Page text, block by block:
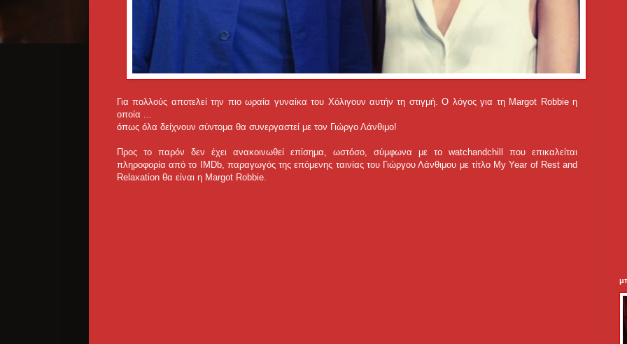
Για πολλούς αποτελεί την πιο ωραία γυναίκα του Χόλιγουν αυτήν τη στιγμή. Ο λόγος για τη Margot Robbie η
οποία ...
όπως όλα δείχνουν σύντομα θα συνεργαστεί με τον Γιώργο Λάνθιμο!
Προς το παρόν δεν έχει ανακοινωθεί επίσημα, ωστόσο, σύμφωνα με το watchandchill που επικαλείται
πληροφορία από το IMDb, παραγωγός της επόμενης ταινίας του Γιώργου Λάνθιμου με τίτλο My Year of Rest and
Relaxation θα είναι η Margot Robbie.